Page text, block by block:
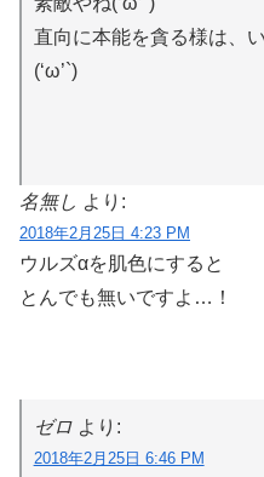
直向に本能を貪る様は、
(‘ω’`)
名無し より:
2018年2月25日 4:23 PM
ウルズαを肌色にすると
とんでも無いですよ…！
ゼロ より:
2018年2月25日 6:46 PM